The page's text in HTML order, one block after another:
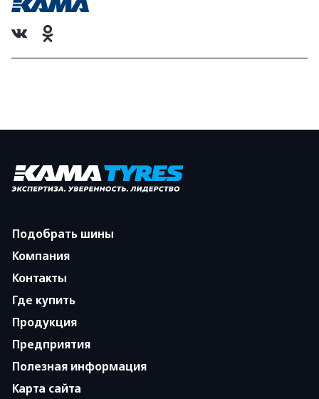
Подобрать шины
Компания
Контакты
Где купить
Продукция
Предприятия
Полезная информация
Карта сайта